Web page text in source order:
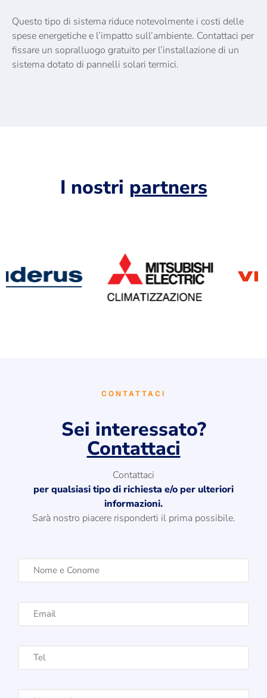
Questo tipo di sistema riduce notevolmente i costi delle
spese energetiche e l’impatto sull’ambiente. Contattaci per
fissare un sopralluogo gratuito per l’installazione di un
sistema dotato di pannelli solari termici.
I nostri partners
CONTATTACI
Sei interessato?
Contattaci
Contattaci
per qualsiasi tipo di richiesta e/o per ulteriori
informazioni.
Sarà nostro piacere risponderti il prima possibile.